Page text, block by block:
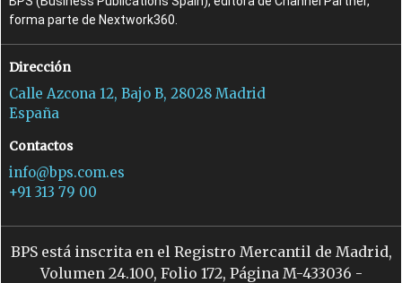
forma parte de Nextwork360.
Dirección
Calle Azcona 12, Bajo B, 28028 Madrid
España
Contactos
info@bps.com.es
+91 313 79 00
BPS está inscrita en el Registro Mercantil de Madrid,
Volumen 24.100, Folio 172, Página M-433036 -